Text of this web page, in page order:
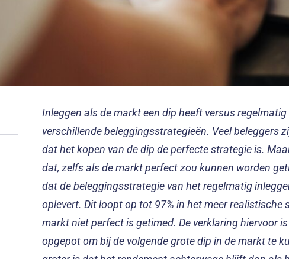
Inleggen als de markt een dip heeft versus
verschillende beleggingsstrategieën. Veel beleggers
dat het kopen van de dip de perfecte strategie is.
dat, zelfs als de markt perfect zou kunnen worden
dat de beleggingsstrategie van het regelmatig
oplevert. Dit loopt op tot 97% in het meer realistische
markt niet perfect is getimed. De verklaring hiervoor
opgepot om bij de volgende grote dip in de markt te